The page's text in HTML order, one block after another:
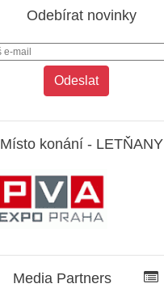
Odebírat novinky
Místo konání - LETŇANY
Media Partners